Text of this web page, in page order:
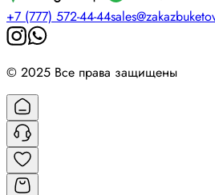
+7 (777) 572-44-44
© 2025 Все права защищены